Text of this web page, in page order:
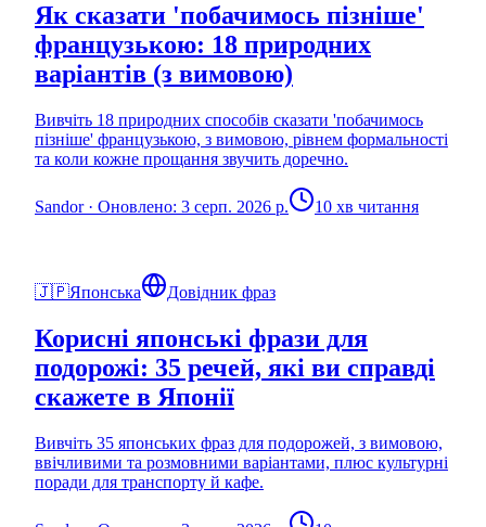
Як сказати 'побачимось пізніше'
французькою: 18 природних
варіантів (з вимовою)
Вивчіть 18 природних способів сказати 'побачимось
пізніше' французькою, з вимовою, рівнем формальності
та коли кожне прощання звучить доречно.
Sandor· Оновлено: 3 серп. 2026 р. 10 хв читання
🇯🇵Японська Довідник фраз
Корисні японські фрази для
подорожі: 35 речей, які ви справді
скажете в Японії
Вивчіть 35 японських фраз для подорожей, з вимовою,
ввічливими та розмовними варіантами, плюс культурні
поради для транспорту й кафе.